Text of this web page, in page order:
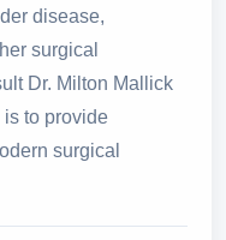
disease,
surgical
Dr. Milton Mallick
to provide
surgical